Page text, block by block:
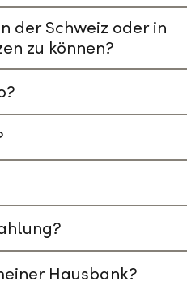
der Schweiz oder in
zu können?
Hausbank?